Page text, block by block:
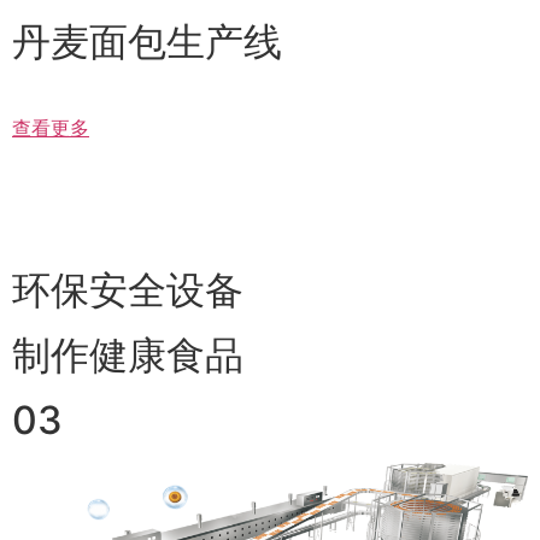
丹麦面包生产线
查看更多
环保安全设备
制作健康食品
03